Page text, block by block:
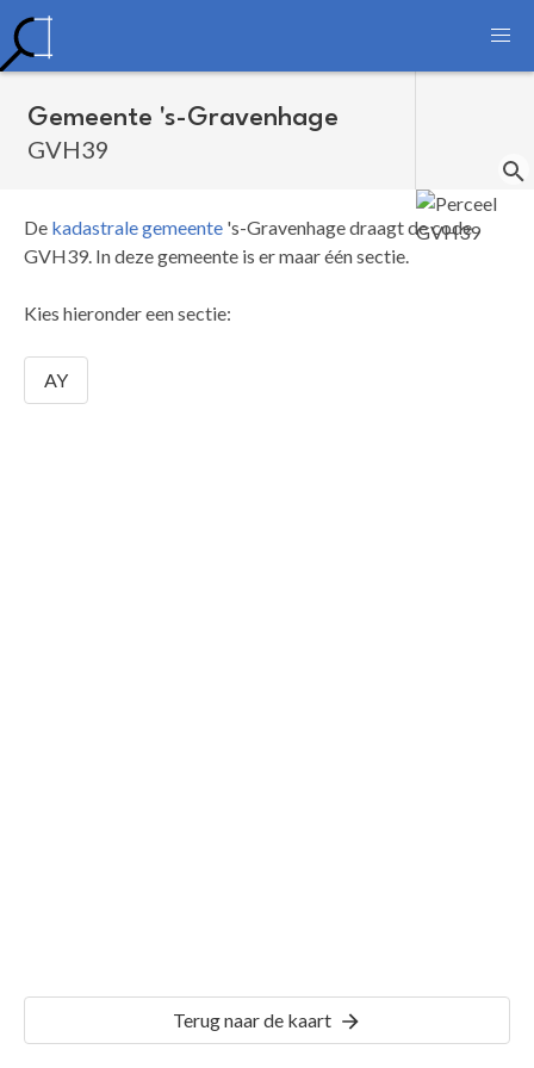
Gemeente 's-Gravenhage
GVH39
De kadastrale gemeente 's-Gravenhage draagt de code
GVH39. In deze gemeente is er maar één sectie.
Kies hieronder een sectie:
AY
Terug naar de kaart
GVH39